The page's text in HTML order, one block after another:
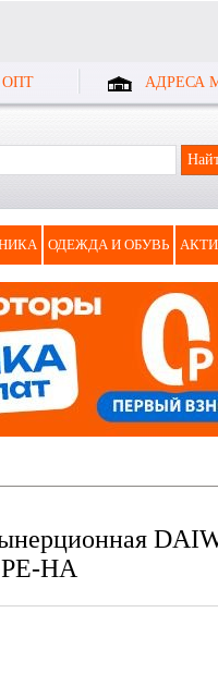
АДРЕСА
ОДЕЖДА И ОБУВЬ
HA